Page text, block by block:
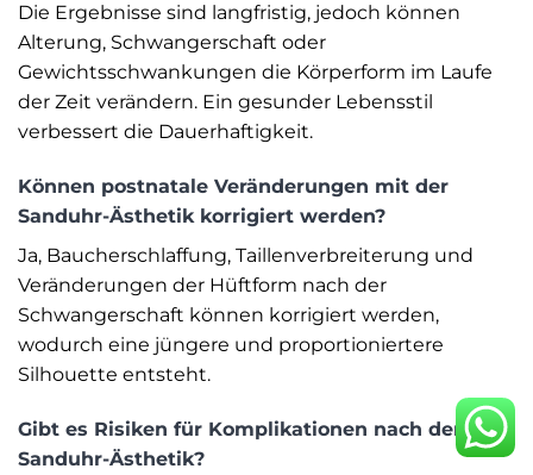
Die Ergebnisse sind langfristig, jedoch können
Alterung, Schwangerschaft oder
Gewichtsschwankungen die Körperform im Laufe
der Zeit verändern. Ein gesunder Lebensstil
verbessert die Dauerhaftigkeit.
Können postnatale Veränderungen mit der
Sanduhr-Ästhetik korrigiert werden?
Ja, Baucherschlaffung, Taillenverbreiterung und
Veränderungen der Hüftform nach der
Schwangerschaft können korrigiert werden,
wodurch eine jüngere und proportioniertere
Silhouette entsteht.
Gibt es Risiken für Komplikationen nach der
Sanduhr-Ästhetik?